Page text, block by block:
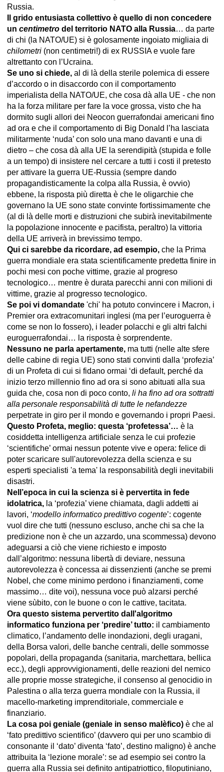
Russia.
Il grido entusiasta collettivo è quello di non concedere
un centimetro del territorio NATO alla Russia… da parte
di chi (la NATO/UE) si è golosamente ingoiato migliaia di
chilometri (non centimetri!) di ex RUSSIA e vuole fare
altrettanto con l’Ucraina.
Se uno si chiede, al di là della sterile polemica di essere
d’accordo o in disaccordo con il comportamento
imperialista della NATO/UE, che cosa dà alla UE - che non
ha la forza militare per fare la voce grossa, visto che ha
dormito sugli allori dei Neocon guerrafondai americani fino
ad ora e che il comportamento di Big Donald l’ha lasciata
militarmente ‘nuda’ con solo una mano davanti e una di
dietro – che cosa dà alla UE la serendipità (stupida e folle
a un tempo) di insistere nel cercare a tutti i costi il pretesto
per attivare la guerra UE-Russia (sempre dando
propagandisticamente la colpa alla Russia, è ovvio)
ebbene, la risposta più diretta è che le oligarchie che
governano la UE sono state convinte fortissimamente che
(al di là delle morti e distruzioni che subirà inevitabilmente
la popolazione innocente e pacifista, peraltro) la vittoria
della UE arriverà in brevissimo tempo.
Qui ci sarebbe da ricordare, ad esempio, che la Prima
guerra mondiale era stata scientificamente predetta finire in
pochi mesi con poche vittime, grazie al progreso
tecnologico… mentre è durata parecchi anni con milioni di
vittime, grazie al progresso tecnologico.
Se poi vi domandate 'chi' ha potuto convincere i Macron, i
Premier ora extracomunitari inglesi (ma per l’euroguerra è
come se non lo fossero), i leader polacchi e gli altri falchi
euroguerrafondai… la risposta è sorprendente.
Nessuno ne parla apertamente, ma tutti (nelle alte sfere
delle cabine di regia UE) sono stati convinti dalla ‘profezia’
di un Profeta di cui si fidano ormai ‘di default, perché da
inizio terzo millennio fino ad ora si sono abituati alla sua
guida che, cosa non di poco conto, li ha fino ad ora sottratti
alla personale responsabilità di tutte le nefandezze
perpetrate in giro per il mondo e governando i propri Paesi.
Questo Profeta, meglio: questa ‘profetessa’… è la
cosiddetta intelligenza artificiale senza le cui profezie
‘scientifiche’ ormai nessun potente vive e opera: felice di
poter scaricare sull'autorevolezza della scienza e su
esperti specialisti 'a tema' la responsabilità degli inevitabili
disastri.
Nell’epoca in cui la scienza si è pervertita in fede
idolatrica, la ‘profezia’ viene chiamata, dagli addetti ai
lavori, ‘modello informatico predittivo cogente’: cogente
vuol dire che tutti (nessuno escluso, anche chi sa che la
predizione non è che un azzardo, una scommessa) devono
adeguarsi a ciò che viene richiesto e imposto
dall’algoritmo: nessuna libertà di deviare, nessuna
autorevolezza è concessa ai dissenzienti (anche se premi
Nobel, che come minimo perdono i finanziamenti, come
massimo… dite voi), nessuna voce può alzarsi perché
viene sùbito, con le buone o con le cattive, tacitata.
Ora questo sistema pervertito dall'algoritmo
informatico funziona per ‘predire’ tutto: il cambiamento
climatico, l’andamento delle inondazioni, degli uragani,
della Borsa valori, delle banche centrali, delle sommosse
popolari, della propaganda (sanitaria, marchettara, bellica
ecc.), degli approvvigionamenti, delle reazioni del nemico
alle proprie mosse strategiche, il consenso al genocidio in
Palestina o alla terza guerra mondiale con la Russia, il
macello-marketing imprenditoriale, commerciale e
finanziario.
La cosa poi geniale (geniale in senso malèfico) è che al
‘fato predittivo scientifico’ (davvero qui per uno scambio di
consonante il ‘dato’ diventa ‘fato’, destino maligno) è anche
attribuita la ‘lezione morale’: se ad esempio sei contro la
guerra alla Russia sei definito antipatriottico, filoputiniano,